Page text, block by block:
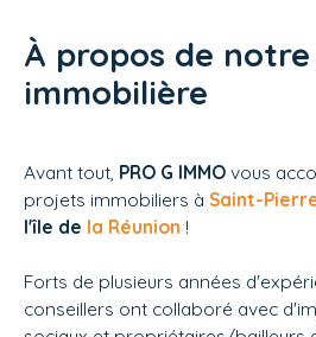
À propos de
immobilière
Avant tout, PRO G IMMO vous
projets immobiliers à Saint-
l'île de la Réunion !
Forts de plusieurs années
conseillers ont collaboré avec